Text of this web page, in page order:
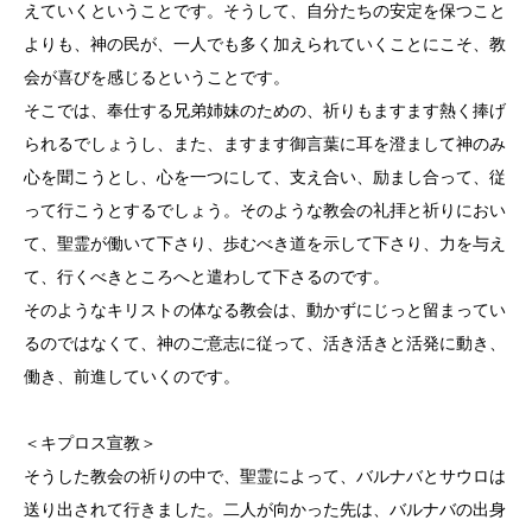
えていくということです。そうして、自分たちの安定を保つこと
よりも、神の民が、一人でも多く加えられていくことにこそ、教
会が喜びを感じるということです。
そこでは、奉仕する兄弟姉妹のための、祈りもますます熱く捧げ
られるでしょうし、また、ますます御言葉に耳を澄まして神のみ
心を聞こうとし、心を一つにして、支え合い、励まし合って、従
って行こうとするでしょう。そのような教会の礼拝と祈りにおい
て、聖霊が働いて下さり、歩むべき道を示して下さり、力を与え
て、行くべきところへと遣わして下さるのです。
そのようなキリストの体なる教会は、動かずにじっと留まってい
るのではなくて、神のご意志に従って、活き活きと活発に動き、
働き、前進していくのです。
＜キプロス宣教＞
そうした教会の祈りの中で、聖霊によって、バルナバとサウロは
送り出されて行きました。二人が向かった先は、バルナバの出身